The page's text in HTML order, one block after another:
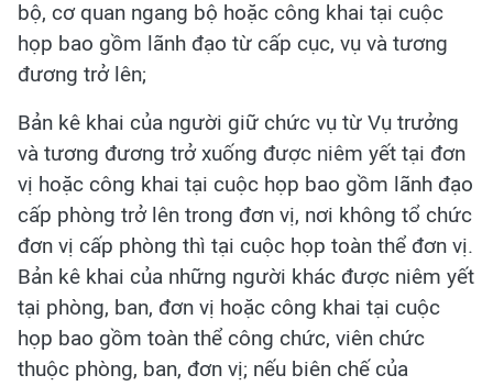
bộ, cơ quan ngang bộ hoặc công khai tại cuộc
họp bao gồm lãnh đạo từ cấp cục, vụ và tương
đương trở lên;
Bản kê khai của người giữ chức vụ từ Vụ trưởng
và tương đương trở xuống được niêm yết tại đơn
vị hoặc công khai tại cuộc họp bao gồm lãnh đạo
cấp phòng trở lên trong đơn vị, nơi không tổ chức
đơn vị cấp phòng thì tại cuộc họp toàn thể đơn vị.
Bản kê khai của những người khác được niêm yết
tại phòng, ban, đơn vị hoặc công khai tại cuộc
họp bao gồm toàn thể công chức, viên chức
thuộc phòng, ban, đơn vị; nếu biên chế của